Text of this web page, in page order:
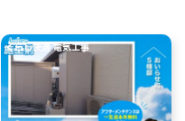
くらし快適 電気工事